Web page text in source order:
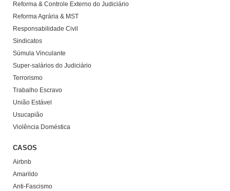
Reforma & Controle Externo do Judiciário
Reforma Agrária & MST
Responsabilidade Civil
Sindicatos
Súmula Vinculante
Super-salários do Judiciário
Terrorismo
Trabalho Escravo
União Estável
Usucapião
Violência Doméstica
CASOS
Airbnb
Amarildo
Anti-Fascismo